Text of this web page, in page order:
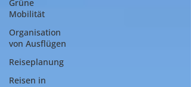
Grüne
Mobilität
Organisation
von Ausflügen
Reiseplanung
Reisen in